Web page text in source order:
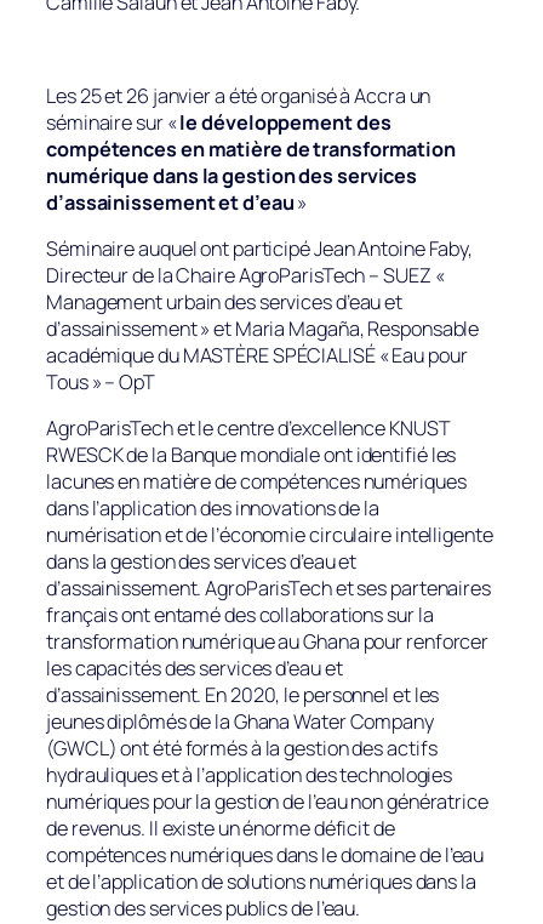
Les 25 et 26 janvier a été organisé à Accra un
séminaire sur «le développement des
compétences en matière de transformation
numérique dans la gestion des services
d’assainissement et d’eau»
Séminaire auquel ont participé Jean Antoine Faby,
Directeur de la Chaire AgroParisTech – SUEZ «
Management urbain des services d’eau et
d’assainissement » et Maria Magaña, Responsable
académique du MASTÈRE SPÉCIALISÉ « Eau pour
Tous » – OpT
AgroParisTech et le centre d’excellence KNUST
RWESCK de la Banque mondiale ont identifié les
lacunes en matière de compétences numériques
dans l’application des innovations de la
numérisation et de l’économie circulaire intelligente
dans la gestion des services d’eau et
d’assainissement. AgroParisTech et ses partenaires
français ont entamé des collaborations sur la
transformation numérique au Ghana pour renforcer
les capacités des services d’eau et
d’assainissement. En 2020, le personnel et les
jeunes diplômés de la Ghana Water Company
(GWCL) ont été formés à la gestion des actifs
hydrauliques et à l’application des technologies
numériques pour la gestion de l’eau non génératrice
de revenus. Il existe un énorme déficit de
compétences numériques dans le domaine de l’eau
et de l’application de solutions numériques dans la
gestion des services publics de l’eau.